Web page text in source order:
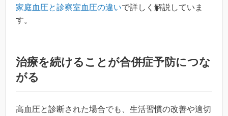
家庭血圧と診察室血圧の違いで詳しく解説していま
す。
治療を続けることが合併症予防につな
がる
高血圧と診断された場合でも、生活習慣の改善や適切